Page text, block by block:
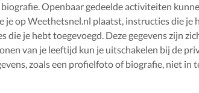
Openbaar gedeelde activiteiten
op Weethetsnel.nl plaatst, instructies die je
je hebt toegevoegd. Deze gegevens zijn
van je leeftijd kun je uitschakelen bij de
zoals een profielfoto of biografie, niet in